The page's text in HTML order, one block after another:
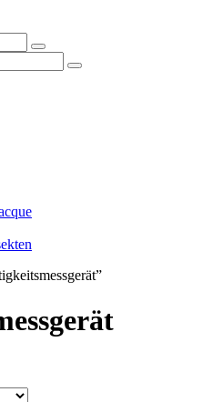
La
ricercaLa